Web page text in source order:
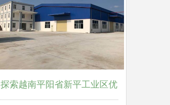
探索越南平阳省新平工业区优